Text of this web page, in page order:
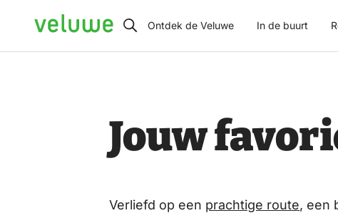
Veluwe Ontdek de Veluwe In de buurt
Jouw
Verliefd op een prachtige route, een